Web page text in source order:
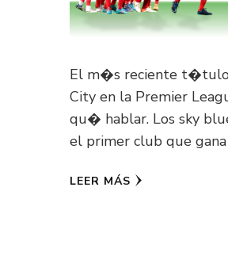
El m�s reciente
City en la Premier
qu� hablar. Los sky
el primer club que
LEER MÁS